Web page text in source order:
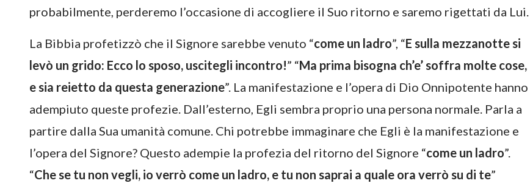
probabilmente, perderemo l’occasione di accogliere il Suo ritorno e saremo rigettati da Lui.
La Bibbia profetizzò che il Signore sarebbe venuto “come un ladro”, “E sulla mezzanotte si
levò un grido: Ecco lo sposo, uscitegli incontro!” “Ma prima bisogna ch’e’ soffra molte cose,
e sia reietto da questa generazione”. La manifestazione e l’opera di Dio Onnipotente hanno
adempiuto queste profezie. Dall’esterno, Egli sembra proprio una persona normale. Parla a
partire dalla Sua umanità comune. Chi potrebbe immaginare che Egli è la manifestazione e
l’opera del Signore? Questo adempie la profezia del ritorno del Signore “come un ladro”.
“Che se tu non vegli, io verrò come un ladro, e tu non saprai a quale ora verrò su di te”